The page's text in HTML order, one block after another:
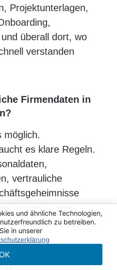
Projektunterlagen,
überall dort, wo
verstanden
Firmendaten in
möglich.
es klare Regeln.
vertrauliche
werden, wenn
und interne
und ähnliche Technologien,
zu betreiben.
in unserer
OK